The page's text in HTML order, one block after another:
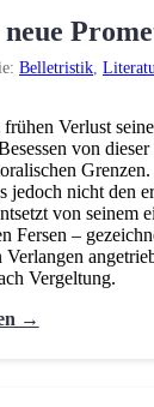
Roman (1)
Person(1)
Belletristik
frühen Verlust
von
jedoch nicht den
von seinem
Fersen –
Verlangen
Vergeltung.
→